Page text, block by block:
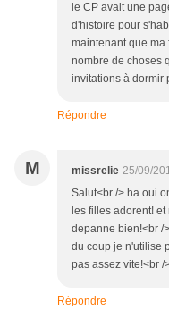
le CP avait une
d'histoire pour
maintenant que ma
nombre de choses
invitations à dormir
Répondre
M missrelie 25/09/
Salut<br /> ha oui
les filles adorent!
depanne bien!<br /
du coup je n'utilise
pas assez vite!<br /
Répondre